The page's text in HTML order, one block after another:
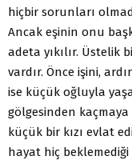
hiçbir sorunları
Ancak eşinin onu
adeta yıkılır. Üstelik
vardır. Önce işini,
ise küçük oğluyla
gölgesinden kaçmaya
küçük bir kızı evlat
hayat hiç